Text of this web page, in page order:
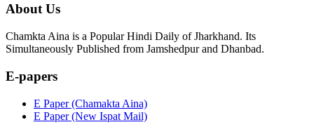
About Us
Chamkta Aina is a Popular Hindi Daily of Jharkhand. Its
Simultaneously Published from Jamshedpur and Dhanbad.
E-papers
E Paper (Chamakta Aina)
E Paper (New Ispat Mail)